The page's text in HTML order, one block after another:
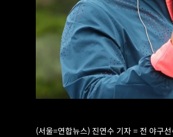
(서울=연합뉴스) 진연수 기자 = 전 야구